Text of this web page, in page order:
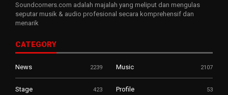
Soundcorners.com adalah majalah yang meliput dan mengulas
seputar musik & audio profesional secara komprehensif dan
menarik
CATEGORY
News 2239 Music 2107
Stage 423 Profile 53